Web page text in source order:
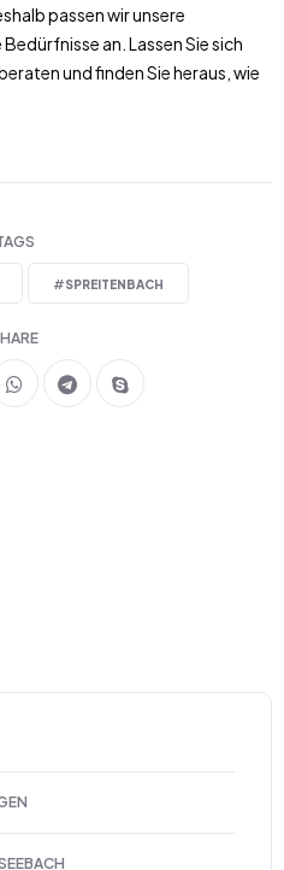
passen wir unsere
an. Lassen Sie sich
und finden Sie heraus, wie
#SPREITENBACH